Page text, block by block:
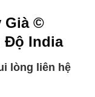
Già ©
Độ India
lòng liên hệ